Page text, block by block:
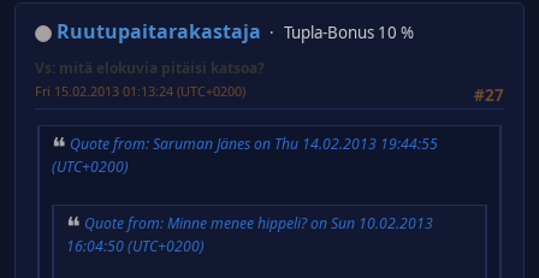
Ruutupaitarakastaja Tupla-Bonus 10 %
Vs: mitä elokuvia pitäisi katsoa?
#27
Fri 15.02.2013 01:13:24 (UTC+0200)
Quote from: Saruman Jänes on Thu 14.02.2013 19:44:55
(UTC+0200)
Quote from: Minne menee hippeli? on Sun 10.02.2013
16:04:50 (UTC+0200)